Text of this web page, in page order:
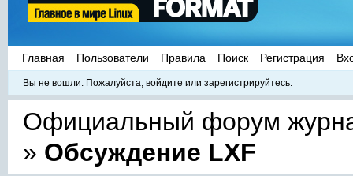
Главная Пользователи Правила Поиск Регистрация
Вы не вошли. Пожалуйста, войдите или зарегистрируйтесь.
Официальный форум
» Обсуждение LXF